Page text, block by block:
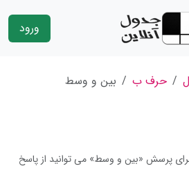
ورود
حرف ب بین و وسط
پرسش «بین و وسط» می توانید از پاسخ